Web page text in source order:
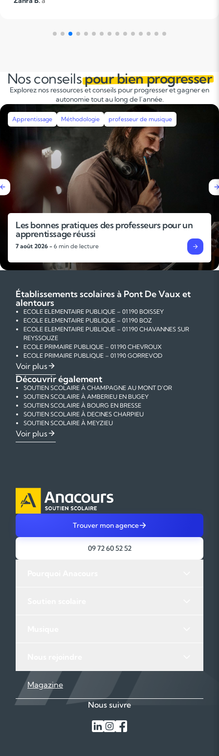
Nos conseilspour bien progresser
Explorez nos ressources et conseils pour progresser et gagner en
autonomie tout au long de l’année.
Apprentissage Méthodologie professeur de musique
Les bonnes pratiques des professeurs pour un
apprentissage réussi
7 août 2026 - 6 min de lecture
Établissements scolaires à Pont De Vaux et
alentours
ECOLE ELEMENTAIRE PUBLIQUE – 01190 BOISSEY
ECOLE ELEMENTAIRE PUBLIQUE – 01190 BOZ
ECOLE ELEMENTAIRE PUBLIQUE – 01190 CHAVANNES SUR
REYSSOUZE
ECOLE PRIMAIRE PUBLIQUE – 01190 CHEVROUX
ECOLE PRIMAIRE PUBLIQUE – 01190 GORREVOD
ECOLE ELEMENTAIRE PUBLIQUE – 01190 OZAN
COLLEGE 31 RUE FRANCHE – 01190 PONT DE VAUX
ECOLE MATERNELLE PUBLIQUE RUE DE LA RESISTANCE –
01190 PONT DE VAUX
ECOLE ELEMENTAIRE PUBLIQUE AVENUE ADRIEN THIERRY –
01190 PONT DE VAUX
ECOLE PRIMAIRE PUBLIQUE – 01190 REYSSOUZE
ECOLE PRIMAIRE PUBLIQUE – 01190 SERMOYER
ECOLE PRIMAIRE PUBLIQUE – 01190 ST BENIGNE
ECOLE MATERNELLE PUBLIQUE – 01190 ST ETIENNE SUR
Voir plus
Découvrir également
SOUTIEN SCOLAIRE À CHAMPAGNE AU MONT D'OR
SOUTIEN SCOLAIRE À AMBERIEU EN BUGEY
SOUTIEN SCOLAIRE À BOURG EN BRESSE
SOUTIEN SCOLAIRE À DECINES CHARPIEU
SOUTIEN SCOLAIRE À MEYZIEU
SOUTIEN SCOLAIRE À ECULLY
SOUTIEN SCOLAIRE À STE FOY LES LYON
SOUTIEN SCOLAIRE À BRON
SOUTIEN SCOLAIRE À OULLINS
SOUTIEN SCOLAIRE À CALUIRE ET CUIRE
SOUTIEN SCOLAIRE À LYON
Voir plus
Trouver mon agence
09 72 60 52 52
Magazine
Nous suivre